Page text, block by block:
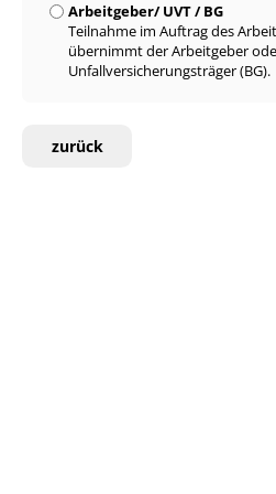
Arbeitgeber/ UVT / BG
Teilnahme im Auftrag des
übernimmt der Arbeitgeber
Unfallversicherungsträger (BG).
zurück